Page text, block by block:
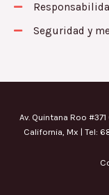
Seguridad y
Av. Quintana Roo
California, Mx | Tel: